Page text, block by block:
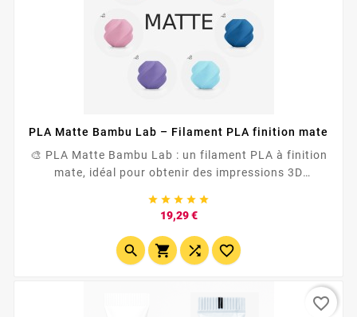
PLA Matte Bambu Lab – Filament PLA finition mate
🎨 PLA Matte Bambu Lab : un filament PLA à finition
mate, idéal pour obtenir des impressions 3D
classique. <span...
    
19,29 €Prix
   
favorite_border